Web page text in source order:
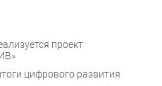
проект
цифрового развития